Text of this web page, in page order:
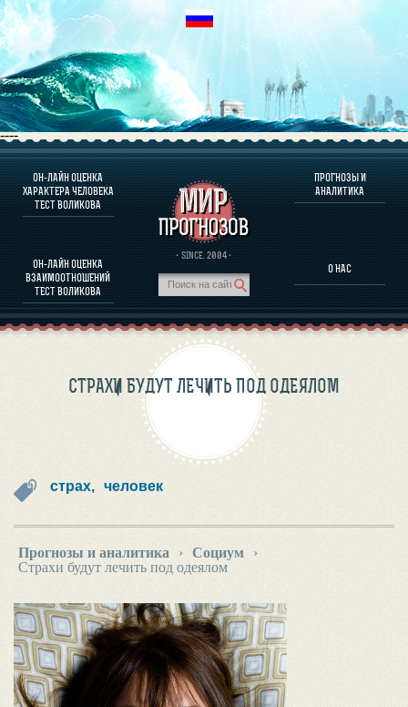
----
ОН-ЛАЙН ОЦЕНКА
ХАРАКТЕРА ЧЕЛОВЕКА
ТЕСТ ВОЛИКОВА
ОН-ЛАЙН ОЦЕНКА
ВЗАИМООТНОШЕНИЙ
ТЕСТ ВОЛИКОВА
· SINCE. 2004 ·
ПРОГНОЗЫ И
АНАЛИТИКА
О НАС
О ПРОГРАММЕ
ОЦЕНКА ХАРАКТЕРA ЧЕЛОВЕКА
ОЦЕНКА ХАРАКТЕРА ВЫДАЮЩИХСЯ ЛИЧНОСТЕЙ
О ПРОГРАММЕ
ПРОГНОЗЫ И АНАЛИТИКА
СТРАХИ БУДУТ ЛЕЧИТЬ ПОД ОДЕЯЛОМ
страх, человек
Прогнозы и аналитика › Социум
›
Страхи будут лечить под одеялом